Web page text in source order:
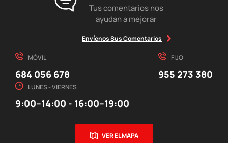
Tus comentarios nos
ayudan a mejorar
Envíenos Sus Comentarios
MÓVIL
684 056 678
FIJO
955 273 380
LUNES - VIERNES
9:00–14:00 - 16:00–19:00
VER EL MAPA